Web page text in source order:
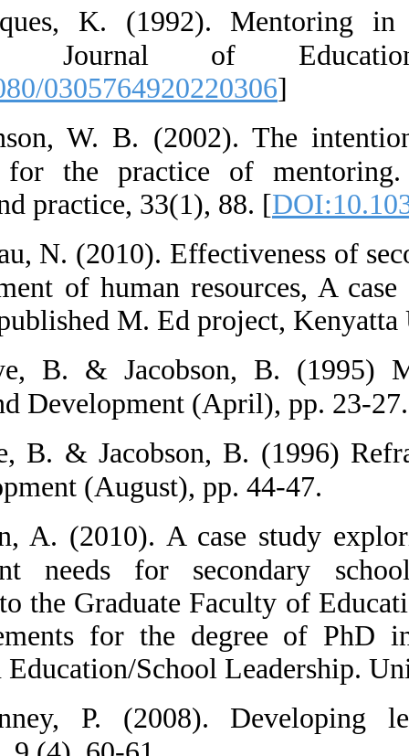
37. 
[DOI:10.1080/
38. 
guidelines
Research and
39.  Kamau,
in
Kenya.
40.  Kaye,
Training and
41.  Kaye, B.
and
42.  Khan, A.
development
Submitted to
the
Analysis in
43. 